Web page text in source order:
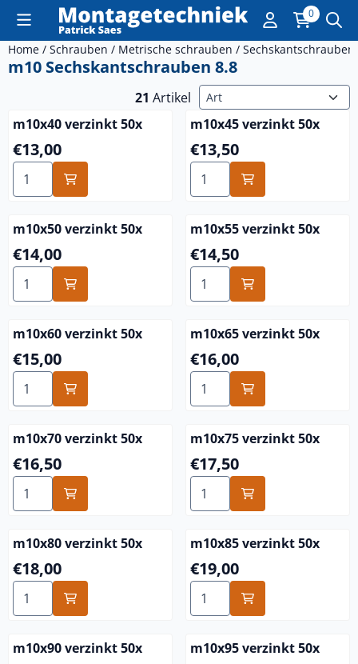
Cookie-Einstellungen sind derzeit geschlossen. 0
Home / Schrauben / Metrische schrauben / Sechskantschrauben
m10 Sechskantschrauben 8.8
21 Artikel Sortiermethode
m10x40 verzinkt 50x
Preis: 13,00
€13,00
Anzahl wählen für m10x40 verzinkt 50x
m10x45 verzinkt 50x
Preis: 13,50
€13,50
Anzahl wählen für m10x45
m10x50 verzinkt 50x
Preis: 14,00
€14,00
Anzahl wählen für m10x50 verzinkt 50x
m10x55 verzinkt 50x
Preis: 14,50
€14,50
Anzahl wählen für m10x55
m10x60 verzinkt 50x
Preis: 15,00
€15,00
Anzahl wählen für m10x60 verzinkt 50x
m10x65 verzinkt 50x
Preis: 16,00
€16,00
Anzahl wählen für m10x65
m10x70 verzinkt 50x
Preis: 16,50
€16,50
Anzahl wählen für m10x70 verzinkt 50x
m10x75 verzinkt 50x
Preis: 17,50
€17,50
Anzahl wählen für m10x75
m10x80 verzinkt 50x
Preis: 18,00
€18,00
Anzahl wählen für m10x80 verzinkt 50x
m10x85 verzinkt 50x
Preis: 19,00
€19,00
Anzahl wählen für m10x85
m10x90 verzinkt 50x
m10x95 verzinkt 50x